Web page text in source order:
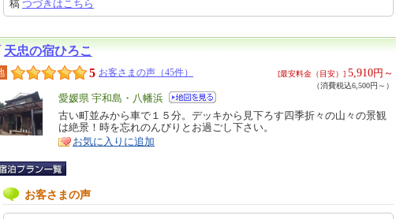
稿 つづきはこちら
天忠の宿ひろこ
5 お客さまの声（45件） [最安料金（目安）] 5,910円～
（消費税込6,500円～）
エ
リ
ア
愛媛県 宇和島・八幡浜
特
徴
古い町並みから車で１５分。デッキから見下ろす四季折々の山々の景観
は絶景！時を忘れのんびりとお過ごし下さい。
お気に入りに追加
お客さまの声